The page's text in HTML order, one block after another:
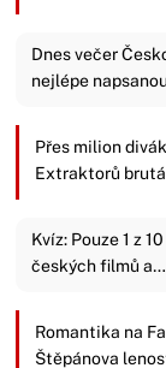
Dnes večer
nejlépe
Přes milion
Extraktorů
Kvíz: Pouze 1 z
českých filmů a…
Romantika na
Štěpánova